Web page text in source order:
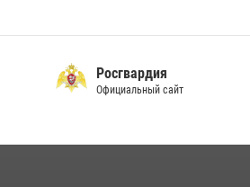
Росгвардия
Официальный сайт